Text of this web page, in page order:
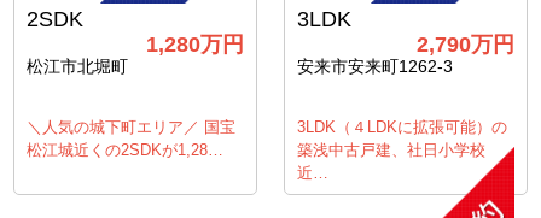
2SDK
1,280万円
松江市北堀町
＼人気の城下町エリア／ 国宝
松江城近くの2SDKが1,28…
3LDK
2,790万円
安来市安来町1262-3
3LDK（４LDKに拡張可能）の
築浅中古戸建、社日小学校
近…